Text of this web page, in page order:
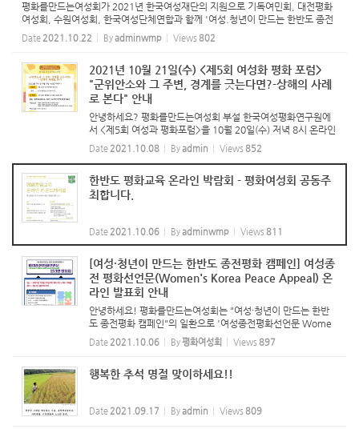
평화를만드는여성회가 2021년 한국여성재단의 지원으로 기독여민회, 대전평화
여성회, 수원여성회, 한국여성단체연합과 함께 '여성.청년이 만드는 한반도 종전
평화 캠페인'을 진행했습니다. 10월 21일(목) 저녁 온라인 줌 발표회를 여성들이
함께 작성한 '성평...
Date 2021.10.22 Byadminwmp Views 802
2021년 10월 21일(수) <제5회 여성화 평화 포럼>
"군위안소와 그 주변, 경계를 긋는다면?-상해의 사례
로 본다" 안내
안녕하세요? 평화를만드는여성회 부설 한국여성평화연구원에
서 <제5회 여성과 평화포럼>을 10월 20일(수) 저녁 8시 온라인
줌으로 개최합니다. 이번 포럼에서는 일제 강점기 시대 중국 상
해 지역의 군위안소 사례를 연구하신 송연옥 교수님을 모시고 진
행합니...
Date 2021.10.08 Byadmin Views 852
한반도 평화교육 온라인 박람회 - 평화여성회 공동주
최합니다.
Date 2021.10.06 Byadminwmp Views 811
[여성·청년이 만드는 한반도 종전평화 캠페인] 여성종
전 평화선언문(Women's Korea Peace Appeal) 온
라인 발표회 안내
안녕하세요! 평화를만드는여성회는 "여성·청년이 만드는 한반
도 종전평화 캠페인"의 일환으로 '여성종전평화선언문 Wome
n's Korea Peace Appeal'을 발표하는 자리를 만들었습니다.
이번 온라인 발표회는 평화여성회가 기독여민회, 대전평...
Date 2021.10.06 By평화여성회 Views 897
행복한 추석 명절 맞이하세요!!
Date 2021.09.17 Byadmin Views 809